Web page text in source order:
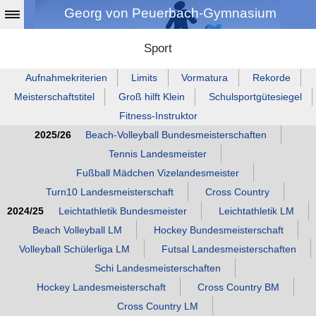
Georg von Peuerbach-Gymnasium
Sport
Aufnahmekriterien Limits Vormatura
Rekorde
Meisterschaftstitel
Groß hilft Klein
Schulsportgütesiegel
Fitness‑Instruktor
2025/26
Beach‑Volleyball Bundesmeisterschaften
Tennis Landesmeister
Fußball Mädchen Vizelandesmeister
Turn10 Landesmeisterschaft
Cross Country
2024/25
Leichtathletik Bundesmeister
Leichtathletik LM
Beach Volleyball LM
Hockey Bundesmeisterschaft
Volleyball Schülerliga LM
Futsal Landesmeisterschaften
Schi Landesmeisterschaften
Hockey Landesmeisterschaft
Cross Country BM
Cross Country LM